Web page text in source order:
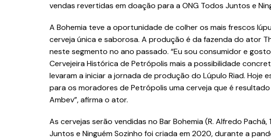
vendas revertidas em doação para a ONG Todos Juntos e
A Bohemia teve a oportunidade de colher os mais frescos
cerveja única e saborosa. A produção é da fazenda do ator
neste segmento no ano passado. “Eu sou consumidor e
Cervejeira Histórica de Petrópolis mais a possibilidade
levaram a iniciar a jornada de produção do Lúpulo Riad.
para os moradores de Petrópolis uma cerveja que é
Ambev”, afirma o ator.
As cervejas serão vendidas no Bar Bohemia (R. Alfredo
Juntos e Ninguém Sozinho foi criada em 2020, durante a